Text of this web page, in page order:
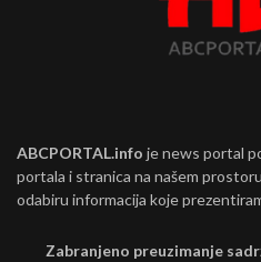
ABCPORTAL.info je news portal
portala i stranica na našem
odabiru informacija koje
Zabranjeno preuzimanje